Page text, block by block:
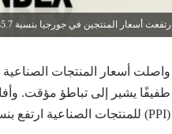
ارتفعت أسعار المنتجين في جورجيا بنسبة 5.7% في فبراير
(PPI) للمنتجات الصناعية ارتفع بنسبة 5.7% مقارنةً بفبراير 2025، بينما انخفض بنسبة 0.4% على أساس شهري.